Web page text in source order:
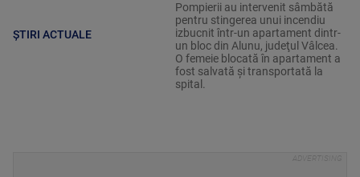
ȘTIRI ACTUALE
Pompierii au intervenit sâmbătă
pentru stingerea unui incendiu
izbucnit într-un apartament dintr-
un bloc din Alunu, judeţul Vâlcea.
O femeie blocată în apartament a
fost salvată şi transportată la
spital.